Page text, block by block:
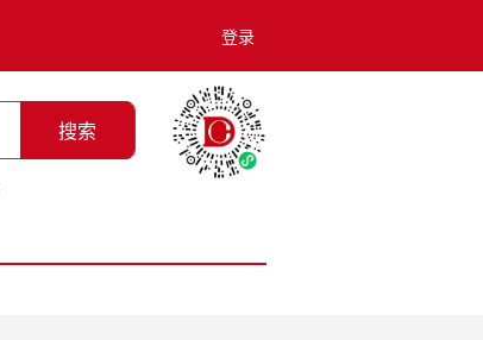
登录
搜索